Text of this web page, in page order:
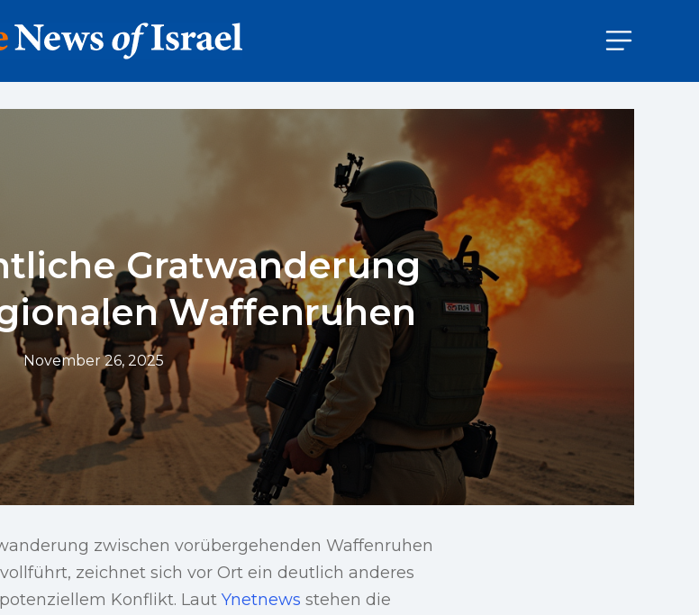
Gratwanderung
Waffenruhen
November 26, 2025
zwischen vorübergehenden Waffenruhen
zeichnet sich vor Ort ein deutlich anderes
Konflikt. Laut Ynetnews stehen die